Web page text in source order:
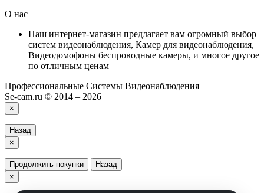
О нас
Наш интернет-магазин предлагает вам огромный выбор
систем видеонаблюдения, Камер для видеонаблюдения,
Видеодомофоны беспроводные камеры, и многое другое
по отличным ценам
Профессиональные Системы Видеонаблюдения
Se-cam.ru © 2014 – 2026
×
Назад
×
Продолжить покупки
Назад
×